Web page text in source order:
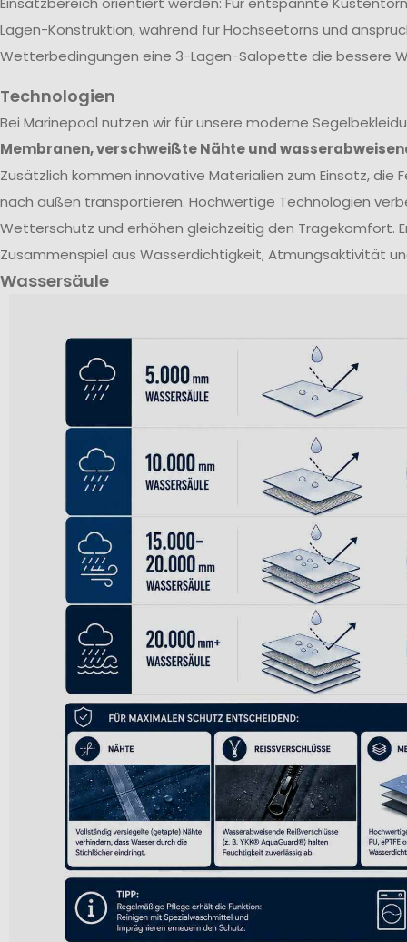
Lagen-Konstruktion, während für Hochseetörns und
Wetterbedingungen eine 3-Lagen-Salopette die bessere
Technologien
Bei Marinepool nutzen wir für unsere moderne
Membranen, verschweißte Nähte und
Zusätzlich kommen innovative Materialien zum Einsatz, die
nach außen transportieren. Hochwertige Technologien
Wetterschutz und erhöhen gleichzeitig den Tragekomfort.
Zusammenspiel aus Wasserdichtigkeit, Atmungsaktivität
Wassersäule